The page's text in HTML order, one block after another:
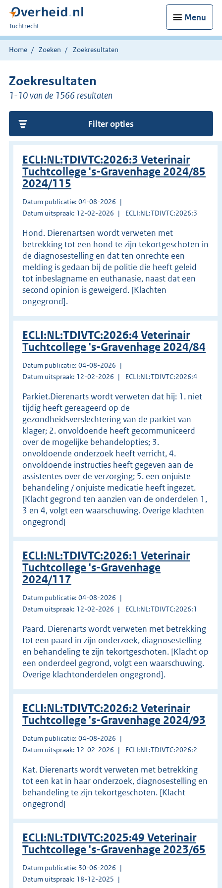
Menu
U
bent
hier:
Tuchtrecht
Home Zoeken Zoekresultaten
Zoekresultaten
1-10 van de 1566 resultaten
Filter opties
ECLI:NL:TDIVTC:2026:3 Veterinair
Tuchtcollege 's-Gravenhage 2024/85
2024/115
Datum publicatie: 04-08-2026
Datum uitspraak: 12-02-2026
ECLI:NL:TDIVTC:2026:3
Hond. Dierenartsen wordt verweten met
betrekking tot een hond te zijn tekortgeschoten in
de diagnosestelling en dat ten onrechte een
melding is gedaan bij de politie die heeft geleid
tot inbeslagname en euthanasie, naast dat een
second opinion is geweigerd. [Klachten
ongegrond].
ECLI:NL:TDIVTC:2026:4 Veterinair
Tuchtcollege 's-Gravenhage 2024/84
Datum publicatie: 04-08-2026
Datum uitspraak: 12-02-2026
ECLI:NL:TDIVTC:2026:4
Parkiet.Dierenarts wordt verweten dat hij: 1. niet
tijdig heeft gereageerd op de
gezondheidsverslechtering van de parkiet van
klager; 2. onvoldoende heeft gecommuniceerd
over de mogelijke behandelopties; 3.
onvoldoende onderzoek heeft verricht, 4.
onvoldoende instructies heeft gegeven aan de
assistentes over de verzorging; 5. een onjuiste
behandeling / onjuiste medicatie heeft ingezet.
[Klacht gegrond ten aanzien van de onderdelen 1,
3 en 4, volgt een waarschuwing. Overige klachten
ongegrond]
ECLI:NL:TDIVTC:2026:1 Veterinair
Tuchtcollege 's-Gravenhage
2024/117
Datum publicatie: 04-08-2026
Datum uitspraak: 12-02-2026
ECLI:NL:TDIVTC:2026:1
Paard. Dierenarts wordt verweten met betrekking
tot een paard in zijn onderzoek, diagnosestelling
en behandeling te zijn tekortgeschoten. [Klacht op
een onderdeel gegrond, volgt een waarschuwing.
Overige klachtonderdelen ongegrond].
ECLI:NL:TDIVTC:2026:2 Veterinair
Tuchtcollege 's-Gravenhage 2024/93
Datum publicatie: 04-08-2026
Datum uitspraak: 12-02-2026
ECLI:NL:TDIVTC:2026:2
Kat. Dierenarts wordt verweten met betrekking
tot een kat in haar onderzoek, diagnosestelling en
behandeling te zijn tekortgeschoten. [Klacht
ongegrond]
ECLI:NL:TDIVTC:2025:49 Veterinair
Tuchtcollege 's-Gravenhage 2023/65
Datum publicatie: 30-06-2026
Datum uitspraak: 18-12-2025